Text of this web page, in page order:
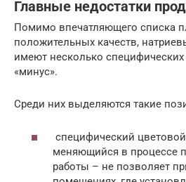
Главные недостатки
Помимо впечатляющего списка
положительных качеств,
имеют несколько специфических
«минус».
Среди них выделяются такие
специфический
меняющийся в процессе
работы – не позволяет